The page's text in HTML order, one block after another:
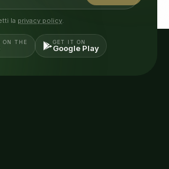
la privacy policy
ON THE GET IT ON
Google Play